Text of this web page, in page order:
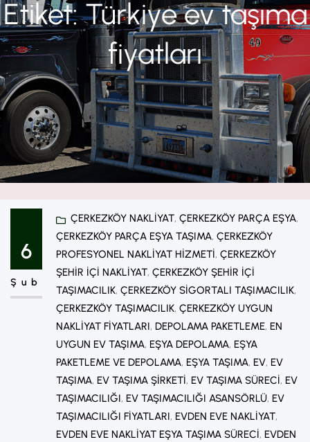
Etiket:Türkiye ev taşıma
fiyatları
6
Şub
ÇERKEZKÖY NAKLIYAT, ÇERKEZKÖY PARÇA EŞYA
ÇERKEZKÖY PARÇA EŞYA TAŞIMA, ÇERKEZKÖY
PROFESYONEL NAKLIYAT HIZMETI, ÇERKEZKÖY
ŞEHIR IÇI NAKLIYAT, ÇERKEZKÖY ŞEHIR IÇI
TAŞIMACILIK, ÇERKEZKÖY SIGORTALI TAŞIMACILIK
ÇERKEZKÖY TAŞIMACILIK, ÇERKEZKÖY UYGUN
NAKLIYAT FIYATLARI, DEPOLAMA PAKETLEME, EN
UYGUN EV TAŞIMA, EŞYA DEPOLAMA, EŞYA
PAKETLEME VE DEPOLAMA, EŞYA TAŞIMA, EV, EV
TAŞIMA, EV TAŞIMA ŞIRKETI, EV TAŞIMA SÜRECI, EV
TAŞIMACILIĞI, EV TAŞIMACILIĞI ASANSÖRLÜ, EV
TAŞIMACILIĞI FIYATLARI, EVDEN EVE NAKLIYAT
EVDEN EVE NAKLIYAT EŞYA TAŞIMA SÜRECI, EVDEN